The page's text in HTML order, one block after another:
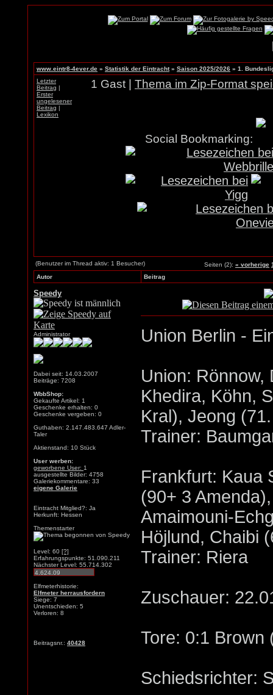
www.eintr8-4ever.de » Statistik der Eintracht» Saison 2025/2026 » 1.
Letzter
Beitrag |
Erster
ungelesener
Beitrag |
Lexikon
1 Gast | Thema im Zip-Format
Social Bookmarking:
(Benutzer im Thread aktiv: 1 Besucher) Seiten (2): « vorherige
Autor
Beitrag
Speedy
Administrator
Dabei seit: 14.03.2007
Beiträge: 7208
WbbShop:
Gekaufte Artikel: 1
Geschenke erhalten: 0
Geschenke vergeben: 0
Guthaben: 2.147.483.647 Adler-
Taler
Aktienstand: 10 Stück
User werben:
geworbene User: 1
ausgestellte Bilder: 4758
Galeriekommentare: 33
eigene Galerie
Eintracht Mitglied?: Ja
Herkunft: Hessen
Themenstarter
Level: 60 [?]
Erfahrungspunkte: 51.090.211
Nächster Level: 55.714.302
Elfmeterhistorie:
Elfmeter herrausfordern
Siege: 7
Unentschieden: 5
Verloren: 8
Beitragsnr.: 40428
Union Berlin -
Union: Rönnow,
Khedira, Köhn,
Kral), Jeong
Trainer:
Frankfurt: Kaua
(90+ 3
Amaimouni-
Höjlund, Chaibi
Trainer: Riera
Zuschauer:
Tore: 0:1 Brown
Schiedsrichter: